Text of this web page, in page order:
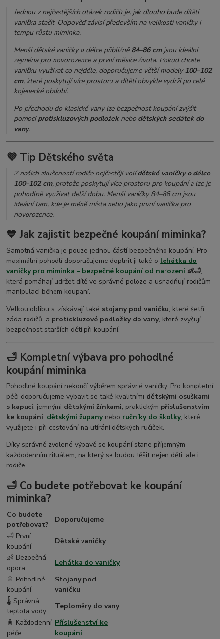
Jednou z nejčastějších otázek rodičů je, jak dlouho bude dítěti
vanička stačit. Odpověď závisí především na velikosti vaničky i
tempu růstu miminka.
Menší dětské vaničky o délce přibližně 84–86 cmjsou ideální
zejména pro novorozence a první měsíce života. Pokud chcete
vaničku využívat co nejdéle, doporučujeme větší modely100–102
cm, které poskytují více prostoru a dítěti obvykle vydrží po celé
kojenecké období.
Po přechodu do klasické vany lze bezpečnost koupání zvýšit
pomocíprotiskluzových podložeknebo dětských sedátek do
vany.
💜 Tip Dětského světa
Z našich zkušeností rodiče nejčastěji volídětské vaničky o délce
100–102 cm, protože poskytují více prostoru pro koupání a lze je
pohodlně využívat delší dobu. Menší vaničky 84–86 cm jsou
ideální tam, kde je méně místa nebo jako první vanička pro
novorozence.
💙 Jak zajistit bezpečné koupání miminka?
Samotná vanička je pouze jednou částí bezpečného koupání. Pro
maximální pohodlí doporučujeme doplnit ji také o lehátka do
vaničky pro miminka – bezpečné koupání od narození 👶🛁,
která pomáhají udržet dítě ve správné poloze a usnadňují rodičům
manipulaci během koupání.
Velkou oblibu si získávají také stojany pod vaničku, které šetří
záda rodičů, a protiskluzové podložky do vany, které zvyšují
bezpečnost starších dětí při koupání.
🛁 Kompletní výbava pro pohodlné
koupání miminka
Pohodlné koupání nekončí výběrem správné vaničky. Pro kompletní
péči doporučujeme vybavit se také kvalitními dětskými osuškami
s kapucí, jemnými dětskými žínkami, praktickým příslušenstvím
ke koupání, dětskýmižupanynebo ručníky do školky, které
využijete i při cestování na utírání dětských ručiček.
Díky správně zvolené výbavě se koupání stane příjemným
každodenním rituálem, na který se budou těšit nejen děti, ale i
rodiče.
🛁 Co budete potřebovat ke koupání
miminka?
Co budete
potřebovat?
Doporučujeme
🛁 První
koupání
Dětské vaničky
👶 Bezpečná
opora
Lehátka do vaničky
🚿 Pohodlné
koupání
Stojany pod
vaničku
🌡️ Správná
teplota vody
Teploměry do vany
🧴 Každodenní
péče
Příslušenství ke
koupání